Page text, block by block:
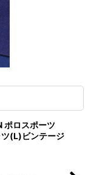
ポロスポーツ
(L)ビンテージ